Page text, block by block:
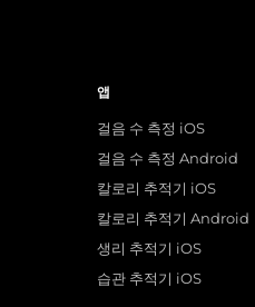
앱
걸음 수 측정 iOS
걸음 수 측정 Android
칼로리 추적기 iOS
칼로리 추적기 Android
생리 추적기 iOS
습관 추적기 iOS